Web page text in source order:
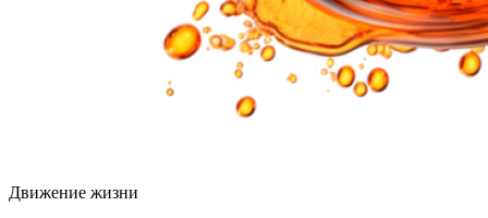
Движение жизни